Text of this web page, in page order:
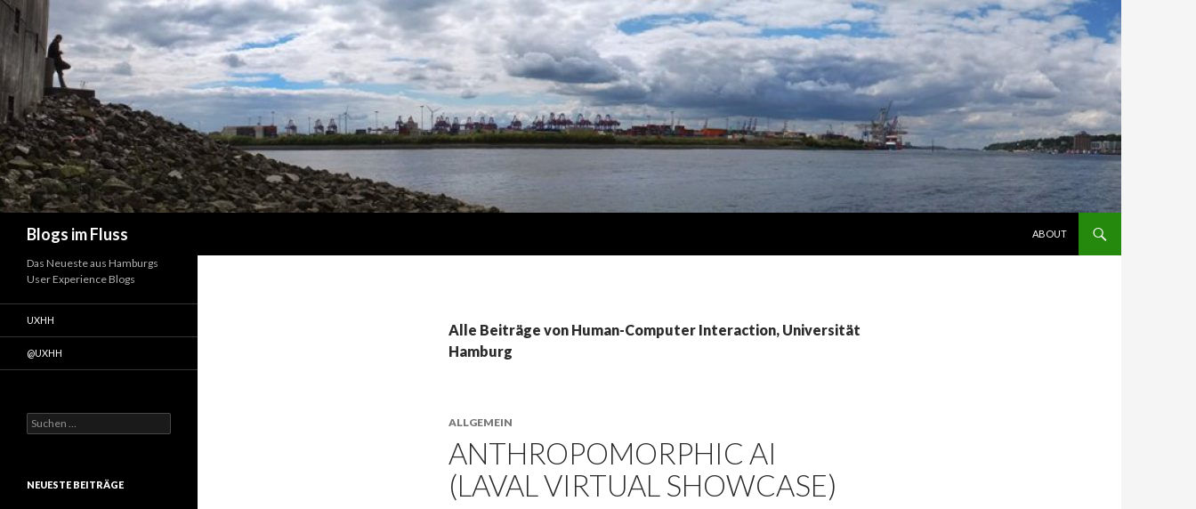
Blogs im Fluss
ABOUT
Alle Beiträge von Human-Computer Interaction, Universität
Hamburg
ALLGEMEIN
ANTHROPOMORPHIC AI
(LAVAL VIRTUAL SHOWCASE)
Das Neueste aus Hamburgs
User Experience Blogs
UXHH
@UXHH
Suchen
nach:
NEUESTE BEITRÄGE